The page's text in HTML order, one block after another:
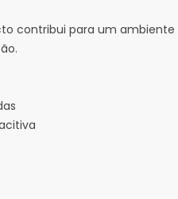
contribui para um